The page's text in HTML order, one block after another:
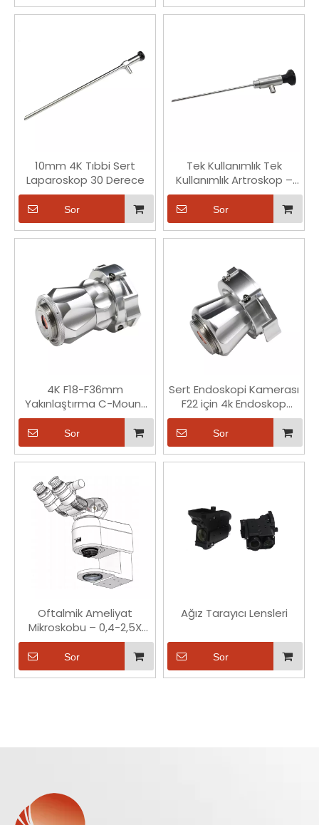
10mm 4K Tıbbi Sert
Laparoskop 30 Derece
Sor
Tek Kullanımlık Tek
Kullanımlık Artroskop –
0°/30°/70°, 4K UHD, 158-
175mm Çalışma
Uzunluğu
Sor
4K F18-F36mm
Yakınlaştırma C-Mount
Endoskop Bağlayıcı
Adaptörü Optik Bağlayıcı
Sor
Sert Endoskopi Kamerası
F22 için 4k Endoskop
Bağlayıcı C-Montaj
Adaptörü
Sor
Oftalmik Ameliyat
Mikroskobu – 0,4-2,5X
Zoom, 9-52mm Görüş
Alanı
Sor
Ağız Tarayıcı Lensleri
Sor